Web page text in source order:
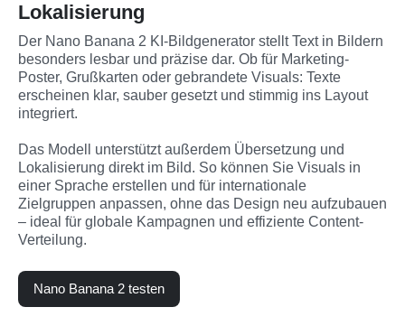
Lokalisierung
Der Nano Banana 2 KI-Bildgenerator stellt Text in Bildern
besonders lesbar und präzise dar. Ob für Marketing-
Poster, Grußkarten oder gebrandete Visuals: Texte
erscheinen klar, sauber gesetzt und stimmig ins Layout
integriert.
Das Modell unterstützt außerdem Übersetzung und
Lokalisierung direkt im Bild. So können Sie Visuals in
einer Sprache erstellen und für internationale
Zielgruppen anpassen, ohne das Design neu aufzubauen
– ideal für globale Kampagnen und effiziente Content-
Verteilung.
Nano Banana 2 testen